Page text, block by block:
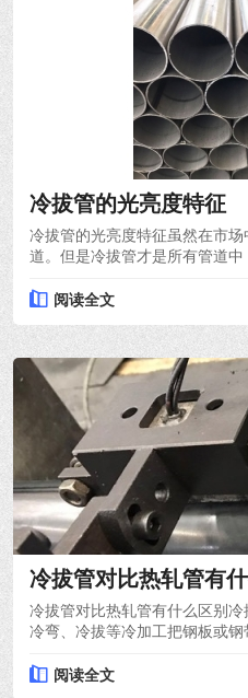
冷拔管的光亮度特征
冷拔管的光亮度特征虽然在市
道。但是冷拔管才是所有管道
阅读全文
冷拔管对比热轧管有
冷拔管对比热轧管有什么区别冷
冷弯、冷拔等冷加工把钢板或
阅读全文